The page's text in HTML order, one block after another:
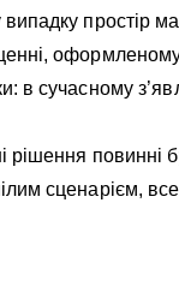
випадку простір
оформленому
в сучасному
рішення повинні
сценарієм,